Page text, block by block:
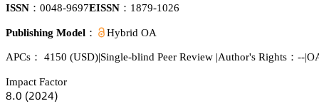
ISSN： 0048-9697EISSN： 1879-1026
Publishing Model： Hybrid OA
APCs： 4150 (USD)|Single-blind Peer Review |Author's Rights：--|
Impact Factor
躭.蔡 (缗蔡缗鋺)